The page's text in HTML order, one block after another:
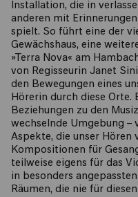
Installation, die in
anderen mit
spielt. So führt eine der
Gewächshaus, eine
»Terra Nova« am
von Regisseurin Janet
den Bewegungen eines
Hörerin durch diese Orte.
Beziehungen zu den
wechselnde Umgebung –
Aspekte, die unser
Kompositionen für
teilweise eigens für das
in besonders
Räumen, die nie für